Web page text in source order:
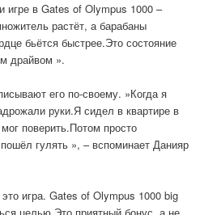
в Gates of Olympus 1000 –
растёт, а барабаны
бьётся быстрее.Это состояние
драйвом ».
его по-своему. »Когда я
руки.Я сидел в квартире в
поверить.Потом просто
гулять », – вспоминает Данияр
игра. Gates of Olympus 1000 big